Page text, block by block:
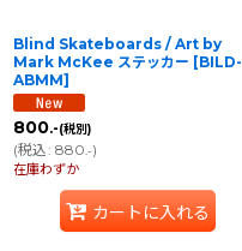
Blind Skateboards / Art by
Mark McKee ステッカー [BILD-
ABMM]
800.-(税別)
(税込: 880.-)
在庫わずか
カートに入れる